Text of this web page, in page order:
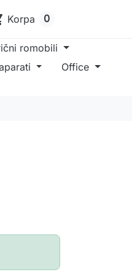
Korpa 0
romobili
Office